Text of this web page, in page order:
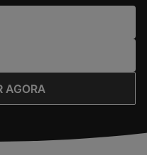
AGORA